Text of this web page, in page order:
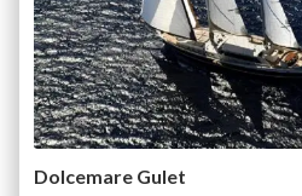
Dolcemare Gulet